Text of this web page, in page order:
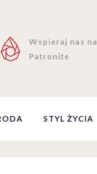
Wspieraj nas na
Patronite
STYL ŻYCIA